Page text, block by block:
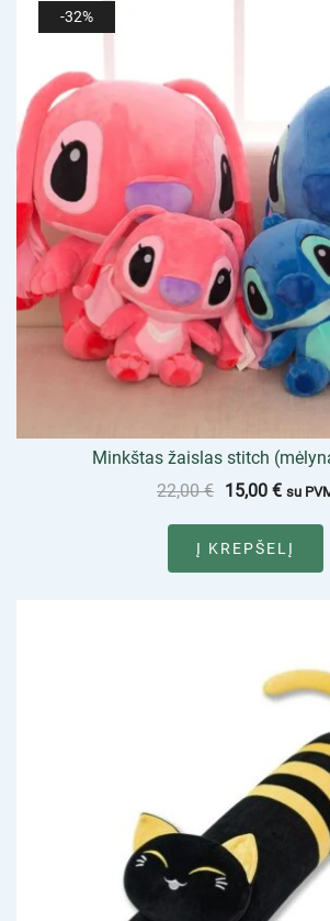
-32%
Minkštas žaislas stitch
22,00€ 15,00 € su
Į KREPŠELĮ